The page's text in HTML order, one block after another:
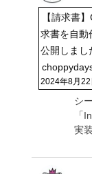
【請求書
求書を自動
公開しまし
2024年8月22
シ
「
実